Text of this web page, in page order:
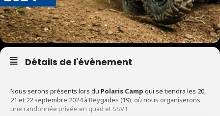
Détails de l'évènement
Nous serons présents lors du Polaris Camp qui se tiendra les 20,
21 et 22 septembre 2024 à Reygades (19), où nous organiserons
une randonnée privée en quad et SSV !